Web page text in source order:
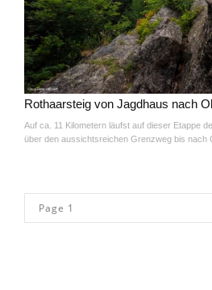
Rothaarsteig von Jagdhaus nach
Auf ca. 11 Kilometern läufst auf dieser Etappe
über den aussichtsreichen Grenzweg bis nach